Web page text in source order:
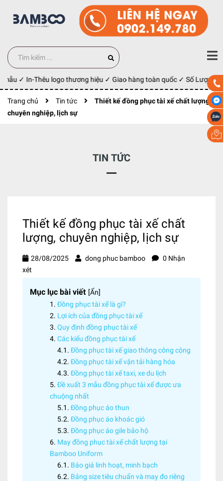
✓ In-Thêu logo thương hiệu ✓ Giao hàng toàn quốc ✓ Số Lượng 100
Trang chủ Tin tức
Thiết kế đồng phục tài xế chất lượng,
chuyên nghiệp, lịch sự
TIN TỨC
Thiết kế đồng phục tài xế chất
lượng, chuyên nghiệp, lịch sự
28/08/2025 dong phuc bamboo
0 Nhận
xét
Mục lục bài viết [Ẩn]
Đồng phục tài xế là gì?
Lợi ích của đồng phục tài xế
Quy định đồng phục tài xế
Các kiểu đồng phục tài xế
Đồng phục tài xế giao thông công cộng
Đồng phục tài xế vận tải hàng hóa
Đồng phục tài xế taxi, xe du lịch
Đề xuất 3 mẫu đồng phục tài xế được ưa
chuộng nhất
Đồng phục áo thun
Đồng phục áo khoác gió
Đồng phục áo gile bảo hộ
May đồng phục tài xế chất lượng tại
Bamboo Uniform
Báo giá linh hoạt, minh bạch
Bảng size tiêu chuẩn và may đo riêng